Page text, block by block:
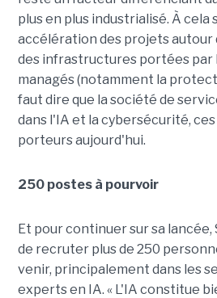
plus en plus industrialisé. À cela
accélération des projets autour
des infrastructures portées par
managés (notamment la
faut dire que la société de
dans l'IA et la cybersécurité,
porteurs aujourd'hui.
250 postes à pourvoir
Et pour continuer sur sa lancée,
de recruter plus de 250
venir, principalement dans les
experts en IA. « L'IA constitue